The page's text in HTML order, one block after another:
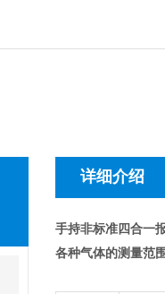
详细介绍
手持非标准四合一
各种气体的测量范